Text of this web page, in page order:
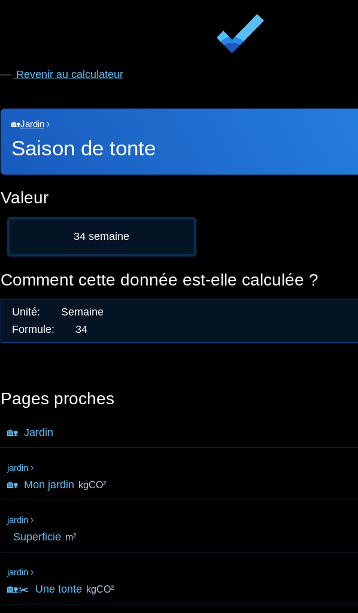
Revenir au calculateur
🏡Jardin›
Saison de tonte
Valeur
34 semaine
Comment cette donnée est-elle calculée ?
Unité:
Semaine
Formule: 34
Pages proches
🏡 Jardin
jardin ›
🏡 Mon jardin kgCO²
jardin ›
Superficie m²
jardin ›
🏡✂️ Une tonte kgCO²